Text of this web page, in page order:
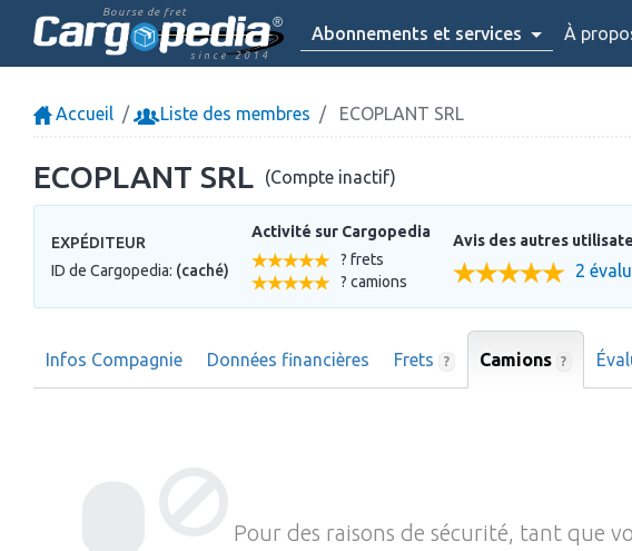
Bourse de fret
since 2014
Abonnements et services À
Accueil Liste des membres ECOPLANT SRL
ECOPLANT SRL (Compte inactif)
EXPÉDITEUR
ID de Cargopedia: (caché)
Activité sur Cargopedia
? frets
? camions
Avis des autres
2
Infos Compagnie Données financières Frets ? Camions ?
Pour des raisons de sécurité, tant que